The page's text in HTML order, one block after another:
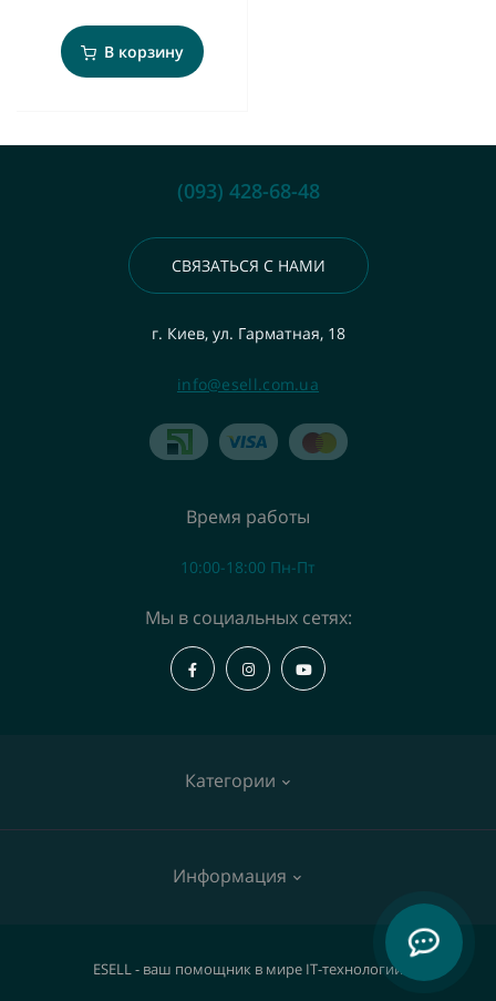
В корзину
(093) 428-68-48
СВЯЗАТЬСЯ С НАМИ
г. Киев, ул. Гарматная, 18
info@esell.com.ua
Категории
Видеокамеры
Информация
Время работы
10:00-18:00 Пн-Пт
Мы в социальных сетях:
ESELL - ваш помощник в мире IT-технологий